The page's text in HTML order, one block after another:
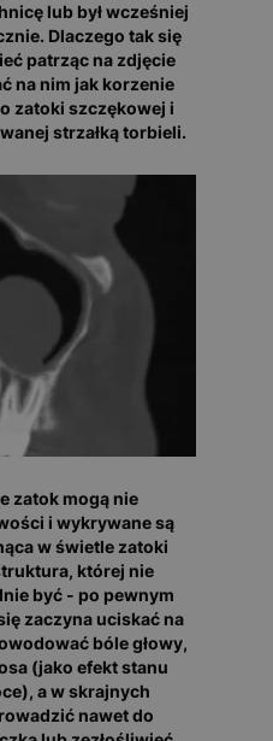
lub był wcześniej
Dlaczego tak się
patrząc na zdjęcie
na nim jak korzenie
zatoki szczękowej i
strzałką torbieli.
zatok mogą nie
i wykrywane są
w świetle zatoki
której nie
być - po pewnym
zaczyna uciskać na
bóle głowy,
(jako efekt stanu
a w skrajnych
nawet do